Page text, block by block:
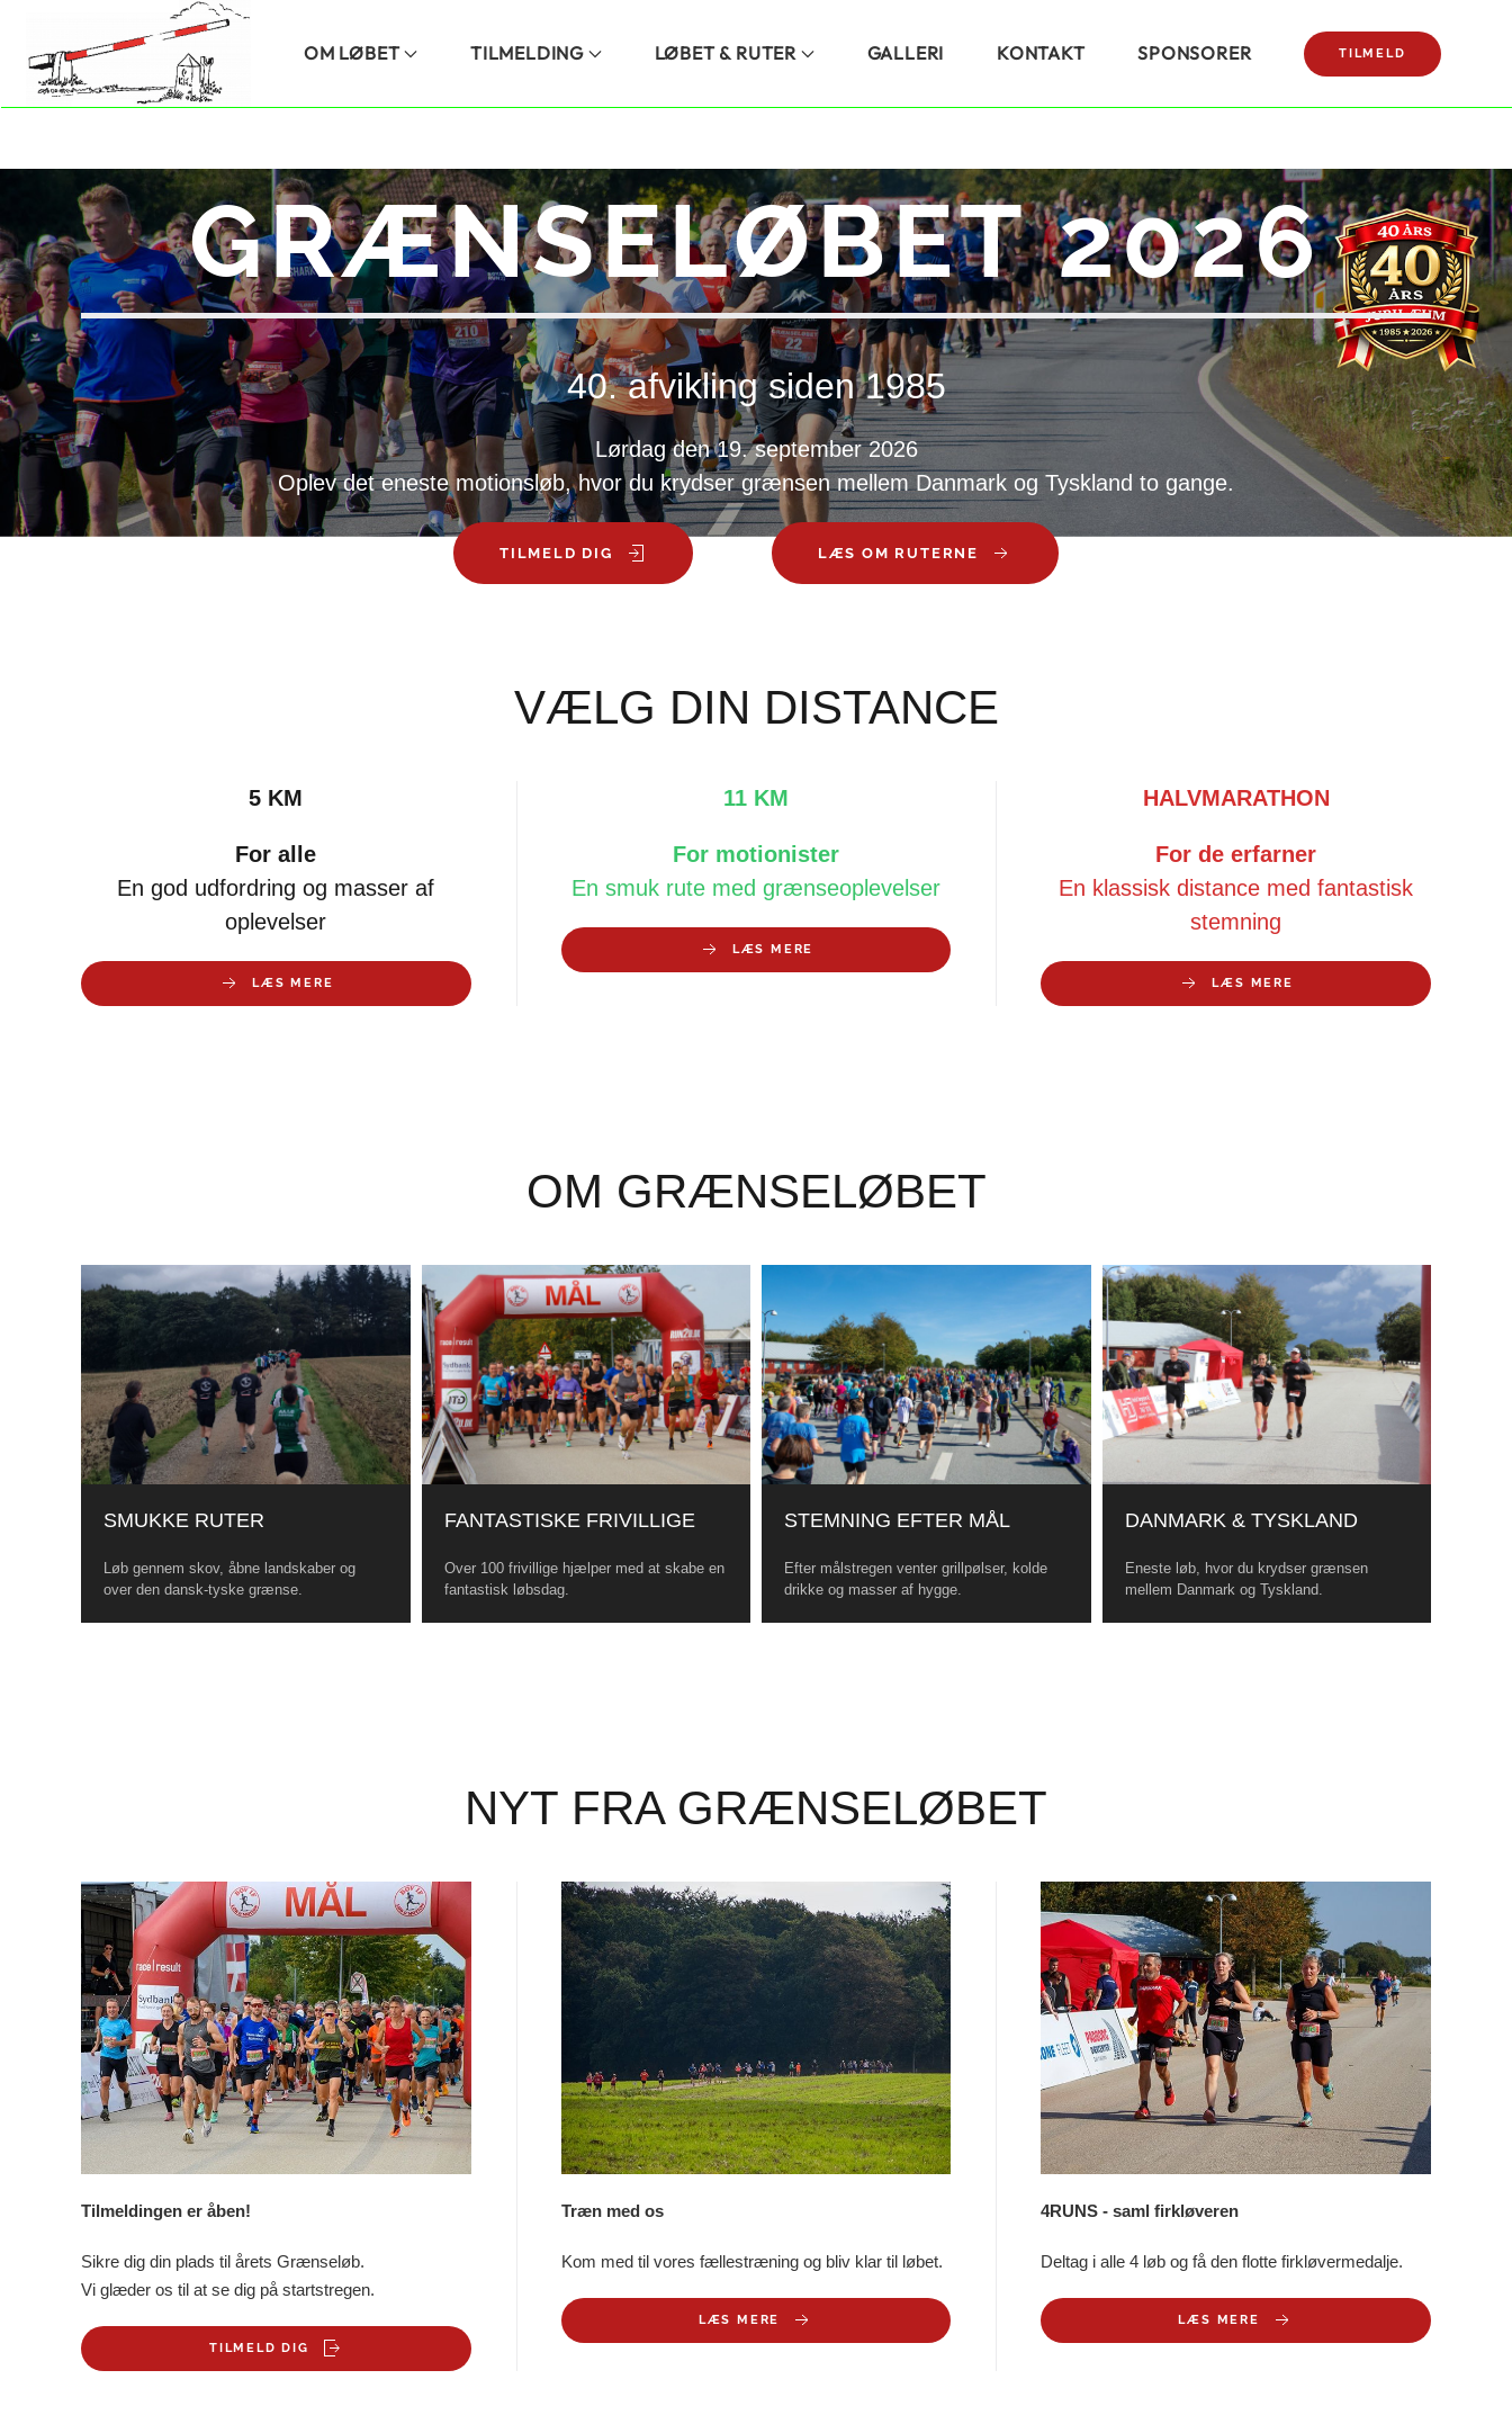
Skip to main content OM LØBET TILMELDING LØBET & RUTER GALLERI KONTAKT SPONSORER TILMELD
GRÆNSELØBET 2026
40. afvikling siden 1985
Lørdag den 19. september 2026
Oplev det eneste motionsløb, hvor du krydser grænsen mellem Danmark og Tyskland to gange.
TILMELD DIG LÆS OM RUTERNE
VÆLG DIN DISTANCE
5 KM
For alle
En god udfordring og masser af
oplevelser
LÆS MERE
11 KM
For motionister
En smuk rute med grænseoplevelser
LÆS MERE
HALVMARATHON
For de erfarner
En klassisk distance med fantastisk
stemning
LÆS MERE
OM GRÆNSELØBET
SMUKKE RUTER
Løb gennem skov, åbne landskaber og
over den dansk-tyske grænse.
FANTASTISKE FRIVILLIGE
Over 100 frivillige hjælper med at skabe en
fantastisk løbsdag.
STEMNING EFTER MÅL
Efter målstregen venter grillpølser, kolde
drikke og masser af hygge.
DANMARK & TYSKLAND
Eneste løb, hvor du krydser grænsen
mellem Danmark og Tyskland.
NYT FRA GRÆNSELØBET
Tilmeldingen er åben!
Sikre dig din plads til årets Grænseløb.
Vi glæder os til at se dig på startstregen.
TILMELD DIG
Træn med os
Kom med til vores fællestræning og bliv klar til løbet.
LÆS MERE
4RUNS - saml firkløveren
Deltag i alle 4 løb og få den flotte firkløvermedalje.
LÆS MERE